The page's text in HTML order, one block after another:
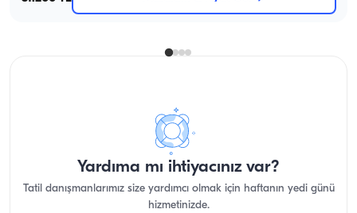
Yardıma mı ihtiyacınız var?
Tatil danışmanlarımız size yardımcı olmak için haftanın yedi günü
hizmetinizde.